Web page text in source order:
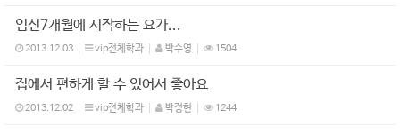
임신7개월에 시작하는 요가...
2013.12.03 vip전체학과 박수영 1504
집에서 편하게 할 수 있어서 좋아요
2013.12.02 vip전체학과 박정현 1244